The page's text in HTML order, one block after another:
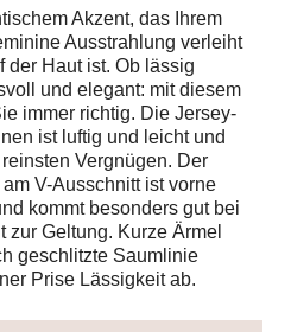
Akzent, das Ihrem
Ausstrahlung verleiht
der Haut ist. Ob lässig
und elegant: mit diesem
immer richtig. Die Jersey-
ist luftig und leicht und
Vergnügen. Der
V-Ausschnitt ist vorne
kommt besonders gut bei
Geltung. Kurze Ärmel
geschlitzte Saumlinie
Prise Lässigkeit ab.